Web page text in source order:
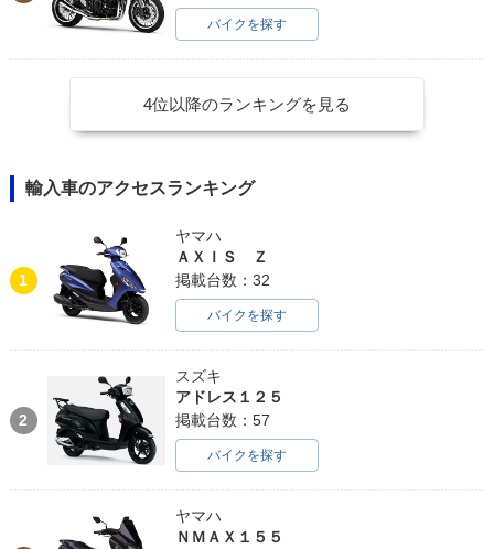
バイクを探す
4位以降のランキングを見る
輸入車のアクセスランキング
1
ヤマハ
ＡＸＩＳ Ｚ
掲載台数：32
バイクを探す
2
スズキ
アドレス１２５
掲載台数：57
バイクを探す
ヤマハ
ＮＭＡＸ１５５